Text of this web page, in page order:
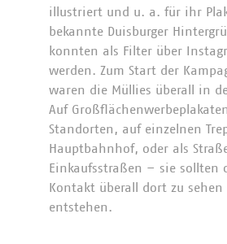
illustriert und u. a. für ihr
bekannte Duisburger
konnten als Filter über
werden. Zum Start der
waren die Müllies überall in
Auf
Standorten, auf einzelnen
Hauptbahnhof, oder als
Einkaufsstraßen – sie sollten
Kontakt überall dort zu
entstehen.